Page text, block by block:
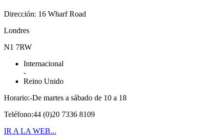
Dirección: 16 Wharf Road
Londres
N1 7RW
Internacional
-
Reino Unido
Horario:-De martes a sábado de 10 a 18
Teléfono:44 (0)20 7336 8109
IR A LA WEB...